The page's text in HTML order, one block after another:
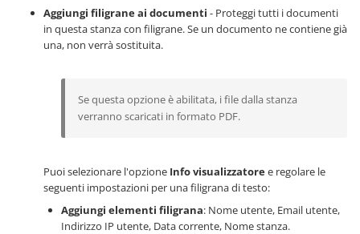
Aggiungi filigrane ai documenti - Proteggi tutti i documenti
in questa stanza con filigrane. Se un documento ne contiene già
una, non verrà sostituita.
Se questa opzione è abilitata, i file dalla stanza
verranno scaricati in formato PDF.
Puoi selezionare l'opzione Info visualizzatoree regolare le
seguenti impostazioni per una filigrana di testo:
Aggiungi elementi filigrana: Nome utente, Email utente,
Indirizzo IP utente, Data corrente, Nome stanza.